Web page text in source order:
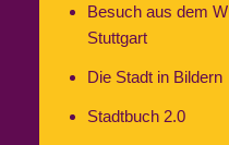
Besuch aus dem
Stuttgart
Die Stadt in Bildern
Stadtbuch 2.0